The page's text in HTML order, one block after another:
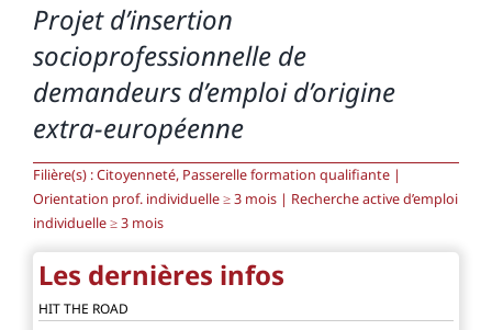
Partenaires
À propos de CALIF
Projet d’insertion
socioprofessionnelle de
demandeurs d’emploi d’origine
extra-européenne
Filière(s) :Citoyenneté, Passerelle formation qualifiante |
Orientation prof. individuelle ≥ 3 mois | Recherche active d’emploi
individuelle ≥ 3 mois
Les dernières infos
HIT THE ROAD